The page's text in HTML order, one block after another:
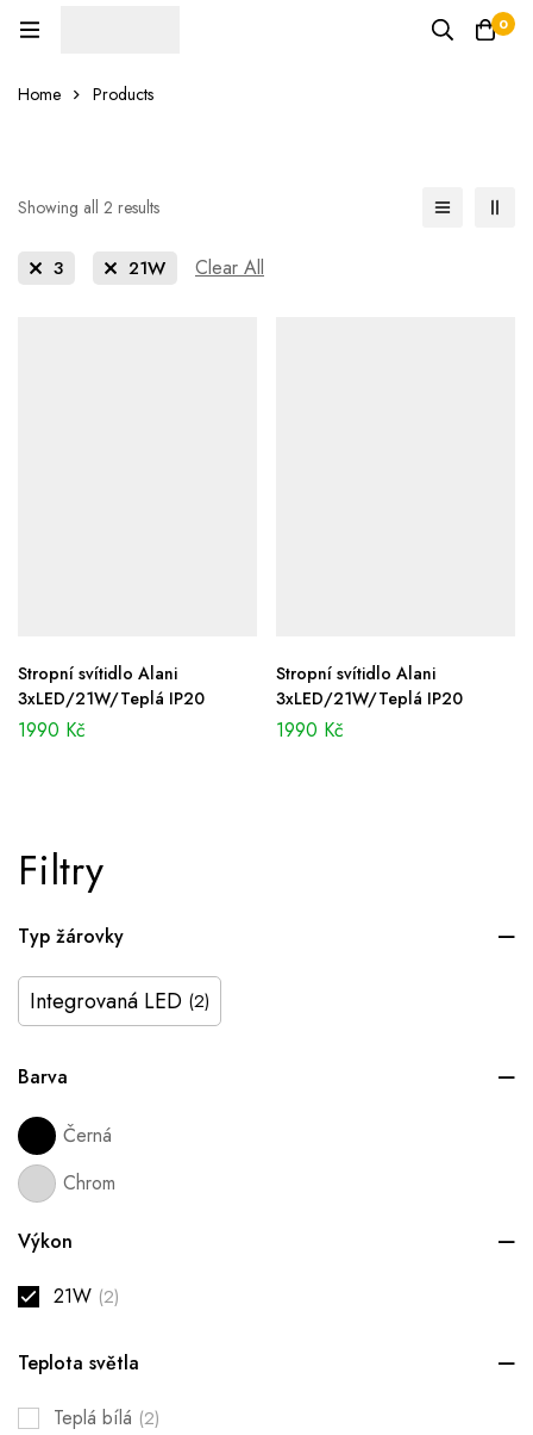
0
Home Products
Filtry
Typ žárovky
Integrovaná LED (2)
Barva
Černá
Chrom
Výkon
21W (2)
Teplota světla
Teplá bílá (2)
Showing all 2 results
3 21W Clear All
Stropní svítidlo Alani
3xLED/21W/Teplá IP20
1990 Kč
Stropní svítidlo Alani
3xLED/21W/Teplá IP20
1990 Kč